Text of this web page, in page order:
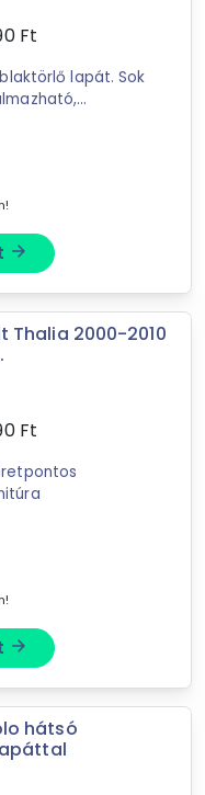
teljes
Ft
lapát. Sok
arrow_forward
Thalia 2000-2010
Ft
arrow_forward
hátsó